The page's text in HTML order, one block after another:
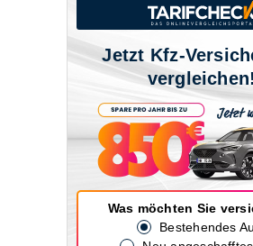
Jetzt Kfz-
vergleichen!
Was möchten Sie
Bestehendes